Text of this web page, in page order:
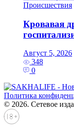
Происшествия
Кровавая
Август 5, 2026
348
0
Политика
© 2026. Сетевое